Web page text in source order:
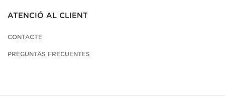
ATENCIÓ AL CLIENT
CONTACTE
PREGUNTAS FRECUENTES